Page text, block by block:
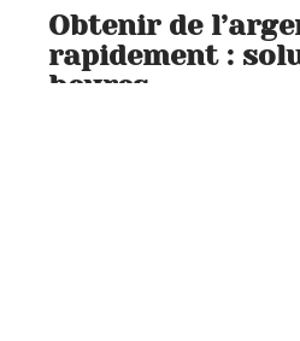
Obtenir de
rapidement :
heures